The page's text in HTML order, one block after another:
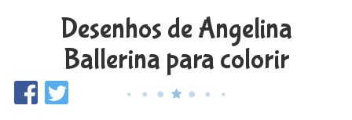
Desenhos de Angelina
Ballerina para colorir